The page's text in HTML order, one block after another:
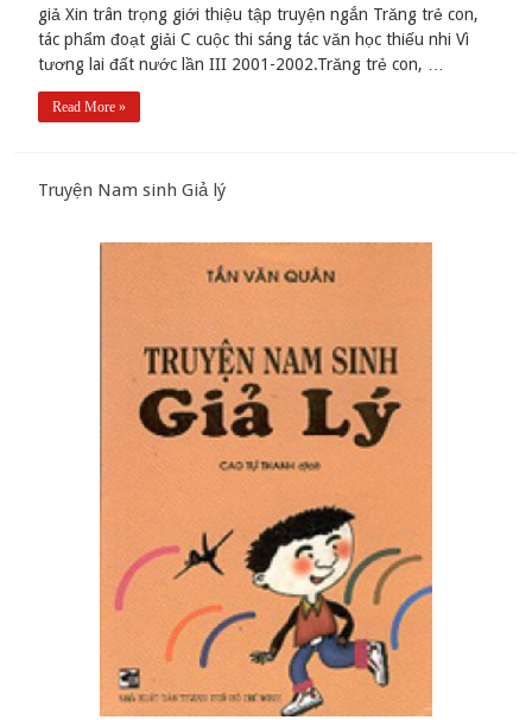
giả Xin trân trọng giới thiệu tập truyện ngắn Trǎng trẻ con,
tác phẩm đoạt giải C cuộc thi sáng tác vǎn học thiếu nhi Vì
tương lai đất nước lần III 2001-2002.Trǎng trẻ con, …
Read More »
Truyện Nam sinh Giả lý